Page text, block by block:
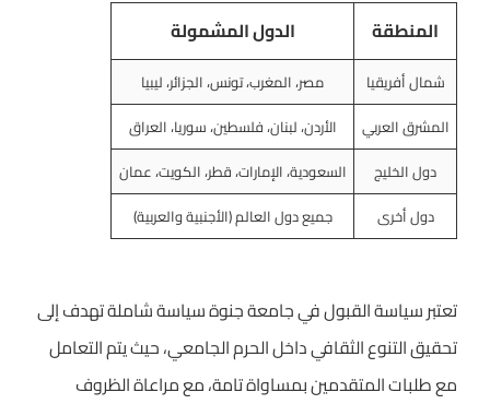
المنطقة الدول المشمولة
شمال أفريقيا
مصر، المغرب، تونس، الجزائر، ليبيا
المشرق العربي
الأردن، لبنان، فلسطين، سوريا، العراق
دول الخليج
السعودية، الإمارات، قطر، الكويت، عمان
دول أخرى
جميع دول العالم (الأجنبية والعربية)
تعتبر سياسة القبول في جامعة جنوة سياسة شاملة تهدف إلى
تحقيق التنوع الثقافي داخل الحرم الجامعي، حيث يتم التعامل
مع طلبات المتقدمين بمساواة تامة، مع مراعاة الظروف